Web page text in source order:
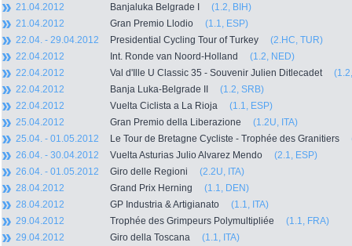
21.04.2012
Banjaluka Belgrade I (1.2, BIH)
21.04.2012
Gran Premio Llodio (1.1, ESP)
22.04. - 29.04.2012
Presidential Cycling Tour of Turkey (2.HC, TUR)
22.04.2012
Int. Ronde van Noord-Holland (1.2, NED)
22.04.2012
Val d'Ille U Classic 35 - Souvenir Julien Ditlecadet
22.04.2012
Banja Luka-Belgrade II (1.2, SRB)
22.04.2012
Vuelta Ciclista a La Rioja (1.1, ESP)
25.04.2012
Gran Premio della Liberazione (1.2U, ITA)
25.04. - 01.05.2012
Le Tour de Bretagne Cycliste - Trophée des Granitiers
26.04. - 30.04.2012
Vuelta Asturias Julio Alvarez Mendo (2.1, ESP)
26.04. - 01.05.2012
Giro delle Regioni (2.2U, ITA)
28.04.2012
Grand Prix Herning (1.1, DEN)
28.04.2012
GP Industria & Artigianato (1.1, ITA)
29.04.2012
Trophée des Grimpeurs Polymultipliée (1.1, FRA)
29.04.2012
Giro della Toscana (1.1, ITA)